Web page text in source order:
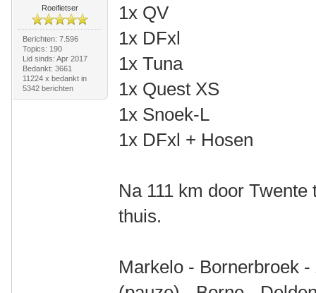
Roeifietser
Berichten: 7.596
Topics: 190
Lid sinds: Apr 2017
Bedankt: 3661
11224 x bedankt in
5342 berichten
1x QV
1x DFxl
1x Tuna
1x Quest XS
1x Snoek-L
1x DFxl + Hosen
Na 111 km door
thuis.
Markelo - Bornerbroek